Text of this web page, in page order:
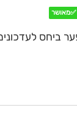
✅מאושר
ביחס